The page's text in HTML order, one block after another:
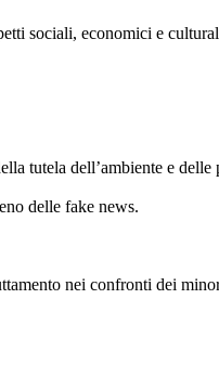
sociali, economici e
tutela dell’ambiente e delle
delle fake news.
nei confronti dei